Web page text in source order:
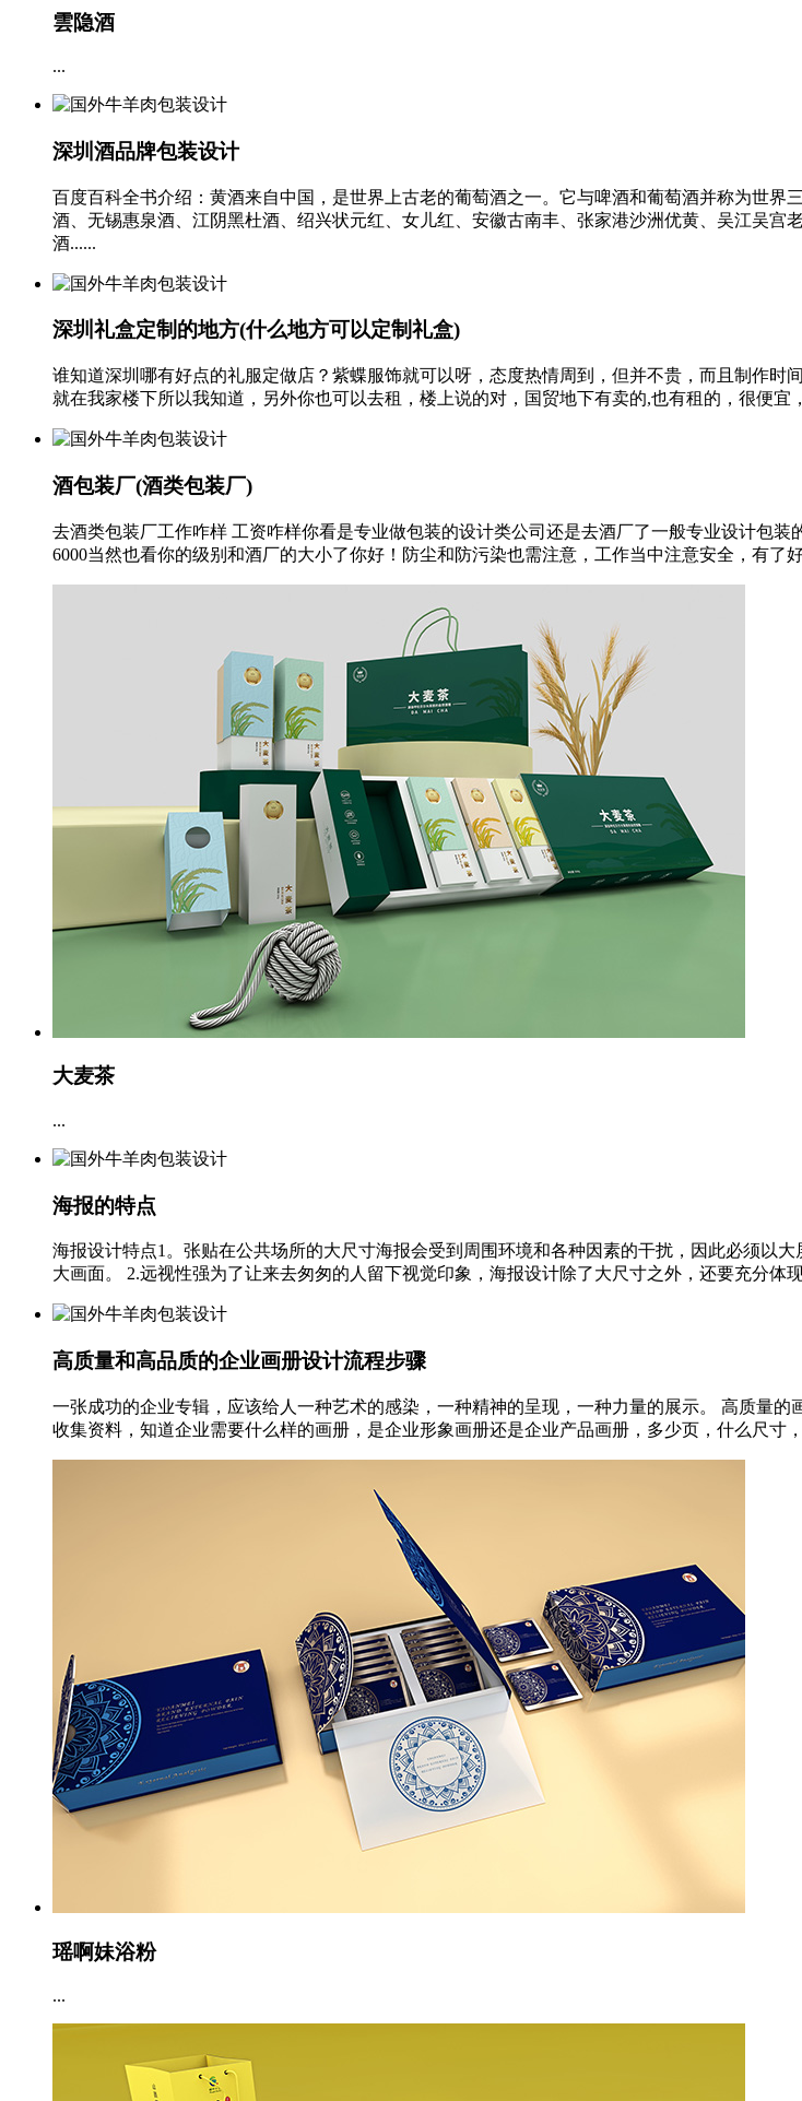
雲隐酒
...
深圳酒品牌包装设计
百度百科全书介绍：黄酒来自中国，是世界上古老的葡萄酒之一。它与啤酒和葡萄酒并称为世
酒、无锡惠泉酒、江阴黑杜酒、绍兴状元红、女儿红、安徽古南丰、张家港沙洲优黄、吴江吴
酒......
深圳礼盒定制的地方(什么地方可以定制礼盒)
谁知道深圳哪有好点的礼服定做店？紫蝶服饰就可以呀，态度热情周到，但并不贵，而且制作
就在我家楼下所以我知道，另外你也可以去租，楼上说的对，国贸地下有卖的,也有租的，很便
酒包装厂(酒类包装厂)
去酒类包装厂工作咋样 工资咋样你看是专业做包装的设计类公司还是去酒厂了一般专业设计包装
6000当然也看你的级别和酒厂的大小了你好！防尘和防污染也需注意，工作当中注意安全，有了
大麦茶
...
海报的特点
海报设计特点1。张贴在公共场所的大尺寸海报会受到周围环境和各种因素的干扰，因此必须以
大画面。 2.远视性强为了让来去匆匆的人留下视觉印象，海报设计除了大尺寸之外，还要充分
高质量和高品质的企业画册设计流程步骤
一张成功的企业专辑，应该给人一种艺术的感染，一种精神的呈现，一种力量的展示。 高质量
收集资料，知道企业需要什么样的画册，是企业形象画册还是企业产品画册，多少页，什么尺寸
瑶啊妹浴粉
...